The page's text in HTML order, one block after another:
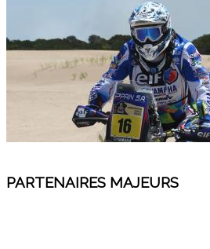
PARTENAIRES MAJEURS